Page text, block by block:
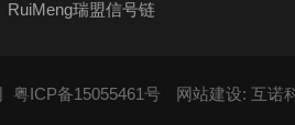
RuiMeng瑞盟信号链
粤ICP备15055461号 网站建设: 互诺